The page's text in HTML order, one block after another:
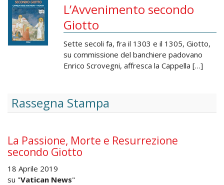
L’Avvenimento secondo
Giotto
Sette secoli fa, fra il 1303 e il 1305, Giotto,
su commissione del banchiere padovano
Enrico Scrovegni, affresca la Cappella […]
Rassegna Stampa
La Passione, Morte e Resurrezione
secondo Giotto
18 Aprile 2019
su "Vatican News"